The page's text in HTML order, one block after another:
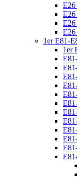
E26
E26
1er E81-
1er